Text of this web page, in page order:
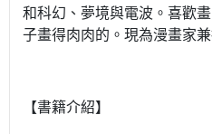
和科幻、夢境與電波。喜歡
子畫得肉肉的。現為漫畫家
【書籍介紹】